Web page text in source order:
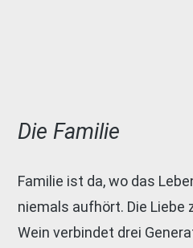
Die Familie
Familie ist da, wo das
niemals aufhört. Die Liebe
Wein verbindet drei